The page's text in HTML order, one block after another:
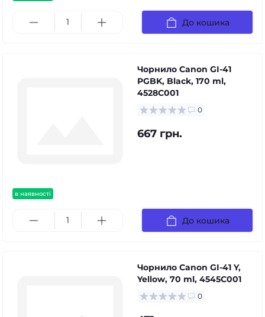
До кошика
в наявності
Чорнило Canon GI-41
PGBK, Black, 170 ml,
4528C001
0
667 грн.
До кошика
Чорнило Canon GI-41 Y,
Yellow, 70 ml, 4545C001
0